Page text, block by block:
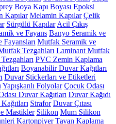
Boya Kapı Boyası Epoksi
Kapılar Melamin Kapılar Çelik
Sürgülü Kapılar Acil Çıkış
ve Fayans Banyo Seramik ve
Fayansları Mutfak Seramik ve
Tezgahları Laminant Mutfak
PVC Zemin Kaplama
Boyanabilir Duvar Kağıtları
Duvar Stickerları ve Etiketleri
Yapışkanlı Folyolar Çocuk Odası
Duvar Kağıtları Duvar Kağıdı
Strafor Duvar Çıtası
Mastikler Silikon Mum Silikon
Kartonpiyer Tavan Kaplama